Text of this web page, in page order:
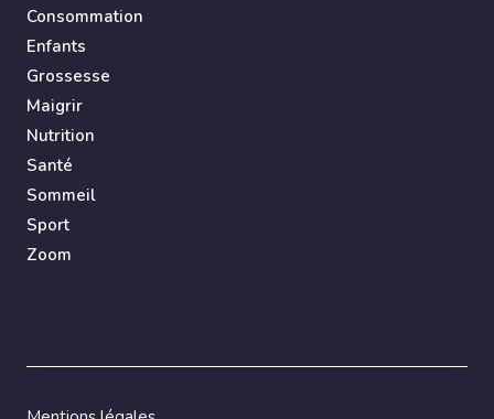
Consommation
Enfants
Grossesse
Maigrir
Nutrition
Santé
Sommeil
Sport
Zoom